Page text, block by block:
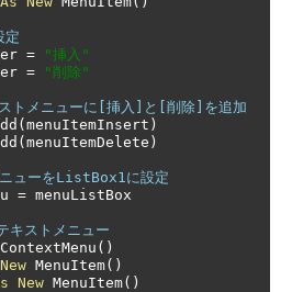
=
"挿入"
= "削除"
トメニューに[挿入]と[削除]を追加
(menuItemInsert )
(menuItemDelete )
ューをListBox1に設定
= menuListBox
ストメニュー
ContextMenu ()
New MenuItem()
New MenuItem()